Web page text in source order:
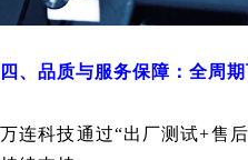
四、品质与服务保障：全周
万连科技通过“出厂测试+售